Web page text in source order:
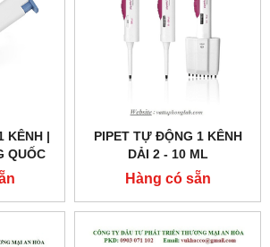
KÊNH |
QUỐC
PIPET TỰ ĐỘNG 1 KÊNH
DẢI 2 - 10 ML
Hàng có sẵn